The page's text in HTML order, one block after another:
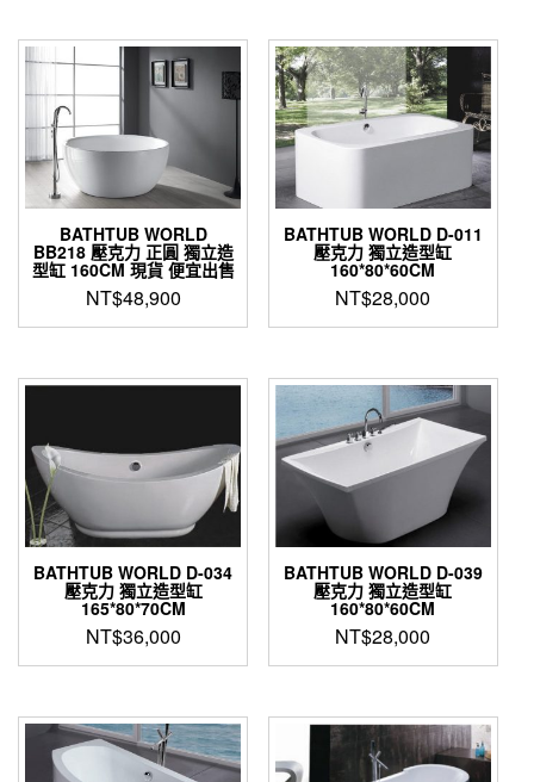
NT$254,600。
格：
NT$175,500。
BATHTUB WORLD
BB218 壓克力 正圓 獨立造
型缸 160CM 現貨 便宜出售
NT$48,900
BATHTUB WORLD D-011
壓克力 獨立造型缸
160*80*60CM
NT$28,000
BATHTUB WORLD D-034
壓克力 獨立造型缸
165*80*70CM
NT$36,000
BATHTUB WORLD D-039
壓克力 獨立造型缸
160*80*60CM
NT$28,000